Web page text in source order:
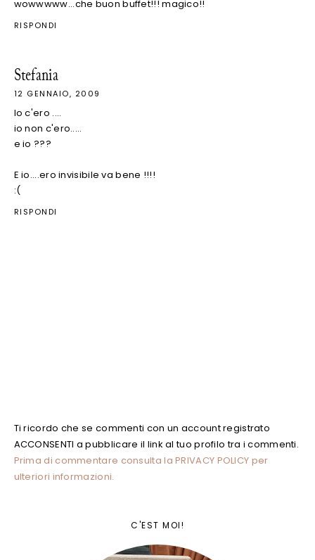
wowwwww...che buon buffet!!! magico!!
RISPONDI
Stefania
12 GENNAIO, 2009
Io c'ero ....
io non c'ero.....
e io ???
E io....ero invisibile va bene !!!!
:(
RISPONDI
Ti ricordo che se commenti con un account registrato
ACCONSENTI a pubblicare il link al tuo profilo tra i commenti.
Prima di commentare consulta la PRIVACY POLICY per
ulteriori informazioni.
C'EST MOI!